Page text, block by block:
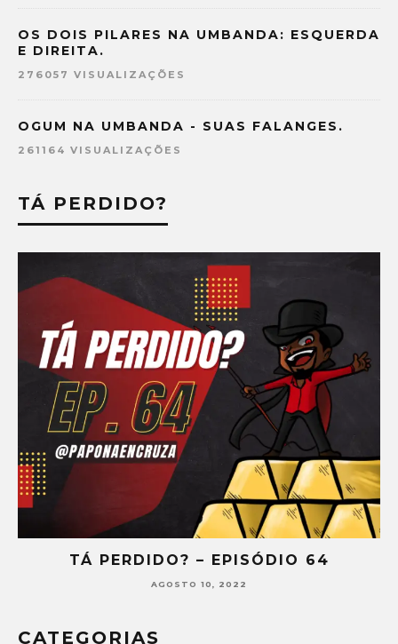
OS DOIS PILARES NA UMBANDA: ESQUERDA
E DIREITA.
276057 VISUALIZAÇÕES
OGUM NA UMBANDA - SUAS FALANGES.
261164 VISUALIZAÇÕES
TÁ PERDIDO?
TÁ PERDIDO? – EPISÓDIO 64
AGOSTO 10, 2022
CATEGORIAS